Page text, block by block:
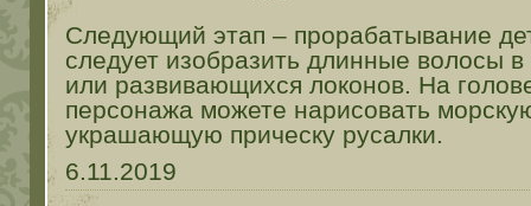
Следующий этап – прорабатывание
следует изобразить длинные волосы
или развивающихся локонов. На
персонажа можете нарисовать
украшающую прическу русалки.
6.11.2019